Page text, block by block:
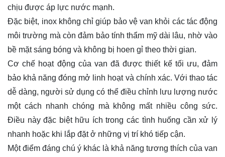
chịu được áp lực nước mạnh.
Đặc biệt, inox không chỉ giúp bảo vệ van khỏi các tác động
môi trường mà còn đảm bảo tính thẩm mỹ dài lâu, nhờ vào
bề mặt sáng bóng và không bị hoen gỉ theo thời gian.
Cơ chế hoạt động của van đã được thiết kế tối ưu, đảm
bảo khả năng đóng mở linh hoạt và chính xác. Với thao tác
dễ dàng, người sử dụng có thể điều chỉnh lưu lượng nước
một cách nhanh chóng mà không mất nhiều công sức.
Điều này đặc biệt hữu ích trong các tình huống cần xử lý
nhanh hoặc khi lắp đặt ở những vị trí khó tiếp cận.
Một điểm đáng chú ý khác là khả năng tương thích của van